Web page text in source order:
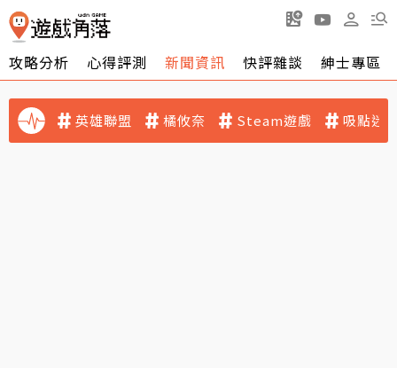
攻略分析 心得評測 新聞資訊 快評雜談 紳士專區
英雄聯盟 橘攸奈 Steam遊戲 吸點迷